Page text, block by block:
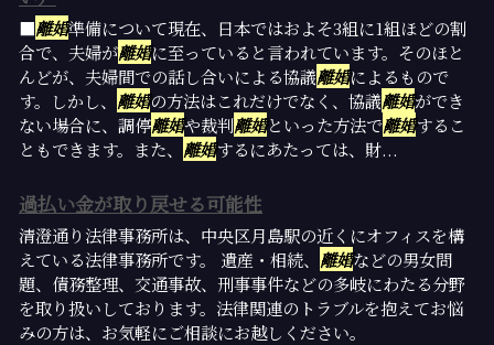
■離婚準備について現在、日本ではおよそ3組に1組ほどの割
合で、夫婦が離婚に至っていると言われています。そのほと
んどが、夫婦間での話し合いによる協議離婚によるもので
す。しかし、 離婚の方法はこれだけでなく、協議離婚ができ
ない場合に、調停離婚や裁判離婚といった方法で離婚するこ
ともできます。また、 離婚するにあたっては、財...
過払い金が取り戻せる可能性
清澄通り法律事務所は、中央区月島駅の近くにオフィスを構
えている法律事務所です。 遺産・相続、 離婚などの男女問
題、債務整理、交通事故、刑事事件などの多岐にわたる分野
を取り扱いしております。法律関連のトラブルを抱えてお悩
みの方は、お気軽にご相談にお越しください。